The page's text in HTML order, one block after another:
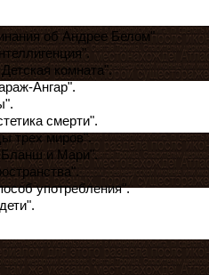
об Андрее Белом"
комната".
Ангар".
смерти".
трех миров".
Бланш и Мари".
употребления".